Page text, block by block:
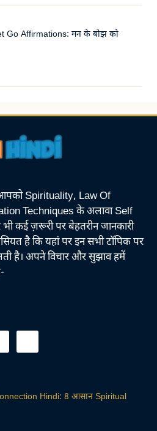
Go Affirmations: मन के बोझ को
Spirituality, Law Of
Techniques के अलावा Self
कई ज़रूरी पर बेहतरीन जानकारी
है कि यहां पर इन सभी टॉपिक पर
है। अपने विचार और सुझाव हमें
Hindi: 8 आसान Spiritual